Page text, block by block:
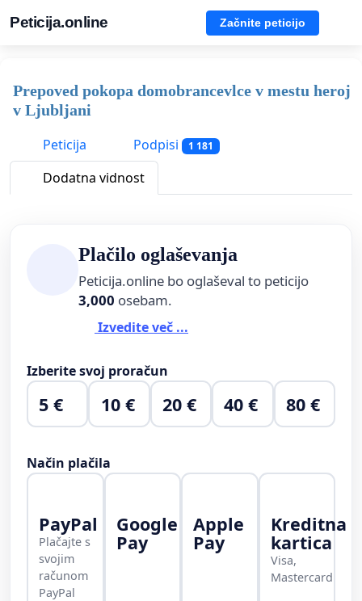
Peticija.online Začnite peticijo
Prepoved pokopa domobrancevlce v mestu heroj
v Ljubljani
Peticija
Podpisi 1 181
Dodatna vidnost
Plačilo oglaševanja
Peticija.online bo oglaševal to peticijo
3,000 osebam.
Izvedite več ...
Izberite svoj proračun
5 € 10 € 20 € 40 € 80 €
Način plačila
PayPal
Plačajte s
svojim
računom
PayPal
Google
Pay
Apple
Pay
Kreditna
kartica
Visa,
Mastercard